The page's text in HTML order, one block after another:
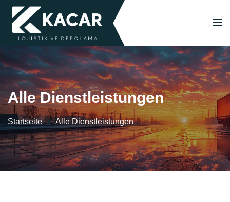
Alle Dienstleistungen
Startseite Alle Dienstleistungen